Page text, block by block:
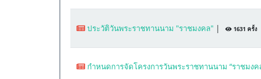
ประวัติวันพระราชทานนาม "ราชมงคล" | 1631 ครั้ง
กำหนดการจัดโครงการวันพระราชทานนาม “ราชมงค